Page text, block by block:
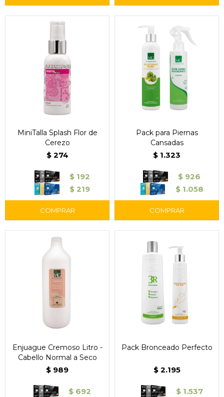
MiniTalla Splash Flor de
Cerezo
$ 274
$ 192
$ 219
Pack para Piernas
Cansadas
$ 1.323
$ 926
$ 1.058
Enjuague Cremoso Litro -
Cabello Normal a Seco
$ 989
$ 692
Pack Bronceado Perfecto
$ 2.195
$ 1.537